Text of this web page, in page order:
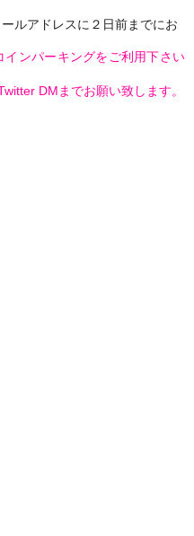
ルアドレスに２日前までにお
ンパーキングをご利用下さい
DMまでお願い致します。